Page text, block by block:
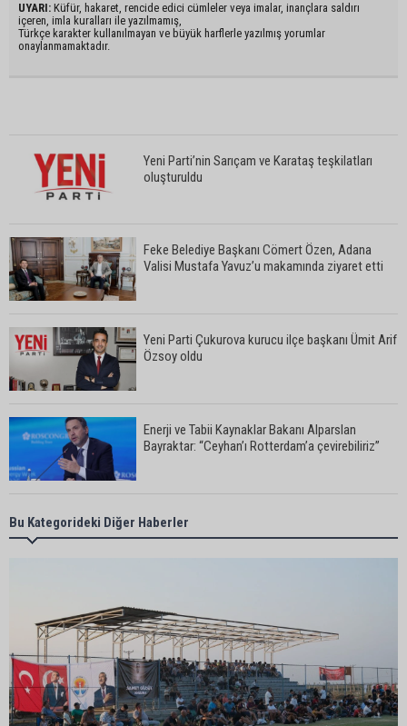
UYARI: Küfür, hakaret, rencide edici cümleler veya imalar, inançlara saldırı
içeren, imla kuralları ile yazılmamış,
Türkçe karakter kullanılmayan ve büyük harflerle yazılmış yorumlar
onaylanmamaktadır.
Yeni Parti’nin Sarıçam ve Karataş teşkilatları
oluşturuldu
Feke Belediye Başkanı Cömert Özen, Adana
Valisi Mustafa Yavuz’u makamında ziyaret etti
Yeni Parti Çukurova kurucu ilçe başkanı Ümit Arif
Özsoy oldu
Enerji ve Tabii Kaynaklar Bakanı Alparslan
Bayraktar: “Ceyhan’ı Rotterdam’a çevirebiliriz”
Başkan Ali Bedrettin Karataş’tan sahiller için
duyarlılık çağrısı
MHP Adana İl Başkanı Hakan Yıldırım:
“Liderimize dil uzatmak sizin haddinize değildir”
Adanalı 13 yaşındaki Ela Nur şelalede hayatını
kaybetti
Bu Kategorideki Diğer Haberler